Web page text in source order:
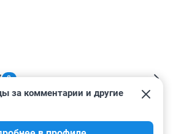
8
за комментарии и другие